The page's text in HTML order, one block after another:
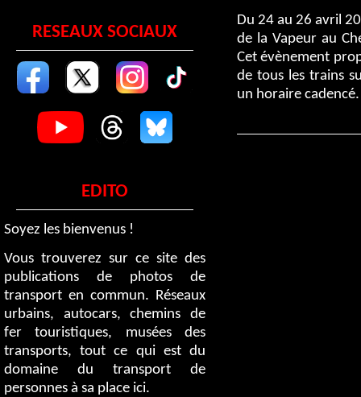
RESEAUX SOCIAUX
EDITO
Soyez les bienvenus !
Vous trouverez sur ce site des
publications de photos de
transport en commun. Réseaux
urbains, autocars, chemins de
fer touristiques, musées des
transports, tout ce qui est du
domaine du transport de
personnes à sa place ici.
Du 24 au 26 avril
de la Vapeur au
Cet évènement
de tous les trains
un horaire